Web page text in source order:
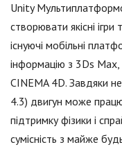
Unity
створювати якісні
існуючі мобільні
інформацію з 3Ds
CINEMA 4D. Завдяки
4.3) двигун може
підтримку фізики і
сумісність з майже